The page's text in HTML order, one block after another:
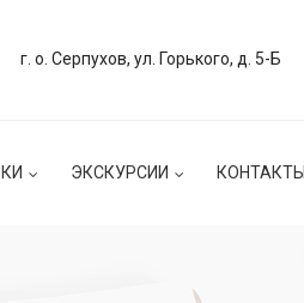
г. о. Серпухов, ул. Горького, д. 5-Б
ЭКСКУРСИИ КОНТАКТЫ